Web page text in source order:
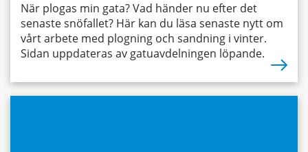
När plogas min gata? Vad händer nu efter det
senaste snöfallet? Här kan du läsa senaste nytt om
vårt arbete med plogning och sandning i vinter.
Sidan uppdateras av gatuavdelningen löpande.